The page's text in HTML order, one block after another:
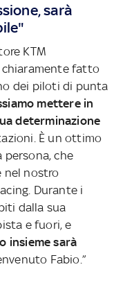
sarà
KTM
chiaramente fatto
dei piloti di punta
mettere in
determinazione
È un ottimo
persona, che
nel nostro
Durante i
dalla sua
e fuori, e
insieme sarà
Fabio.”